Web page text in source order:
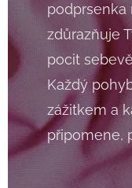
podprsenka
zdůrazňuje
pocit
Každý
zážitkem a
připomene,